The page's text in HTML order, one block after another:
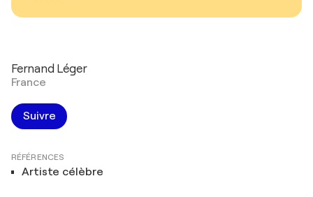
Fernand Léger
France
Suivre
RÉFÉRENCES
Artiste célèbre